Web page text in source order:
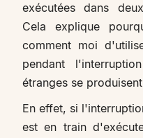
exécutées dans
Cela explique
comment moi
pendant
étranges se
En effet, si
est en train